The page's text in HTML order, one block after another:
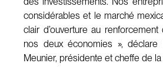
considérables et le marché
clair d’ouverture au
nos deux économies », déclare
Meunier, présidente et cheffe de